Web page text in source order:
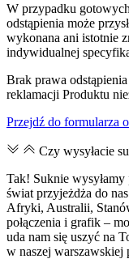
W przypadku
odstąpienia może
wykonana ani istotnie
indywidualnej
Brak prawa
reklamacji Produktu
Przejdź do formularza
Czy wysyłacie
Tak! Suknie wysyłamy
świat przyjeżdża do
Afryki, Australii,
połączenia i grafik –
uda nam się uszyć na
w naszej warszawskiej